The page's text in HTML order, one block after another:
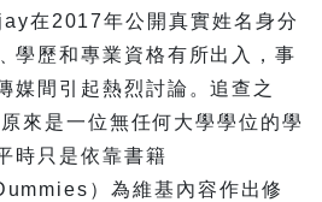
在2017年公開真實姓名身分
學歷和專業資格有所出入，事
媒間引起熱烈討論。追查之
來是一位無任何大學學位的學
時只是依靠書籍
）為維基內容作出修